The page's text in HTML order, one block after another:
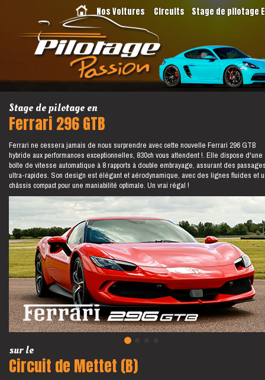
Nos Voitures Circuits Stage de pilotage
Stage de pilotage en
Ferrari 296 GTB
Ferrari ne cessera jamais de nous surprendre avec cette nouvelle Ferrari 296 GTB
hybride aux performances exceptionnelles, 830ch vous attendent !. Elle dispose d'une
boîte de vitesse automatique à 8 rapports à double embrayage, assurant des
ultra-rapides. Son design est élégant et aérodynamique, avec des lignes fluides et
châssis compact pour une maniabilité optimale. Un vrai régal !
sur le
Circuit de Mettet (B)